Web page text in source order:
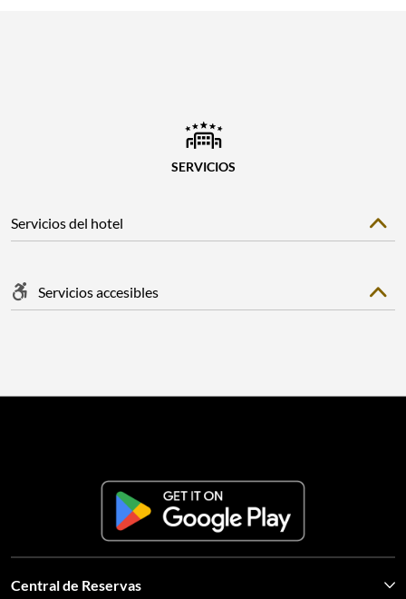
SERVICIOS
Servicios del hotel
Servicios accesibles
Central de Reservas